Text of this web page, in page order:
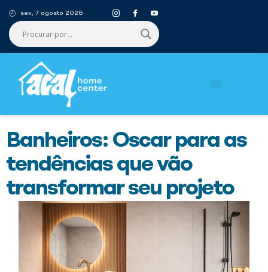
sex, 7 agosto 2026
Banheiros: Oscar para as
tendências que vão
transformar seu projeto